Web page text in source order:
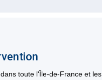
toute l'Île-de-France et les